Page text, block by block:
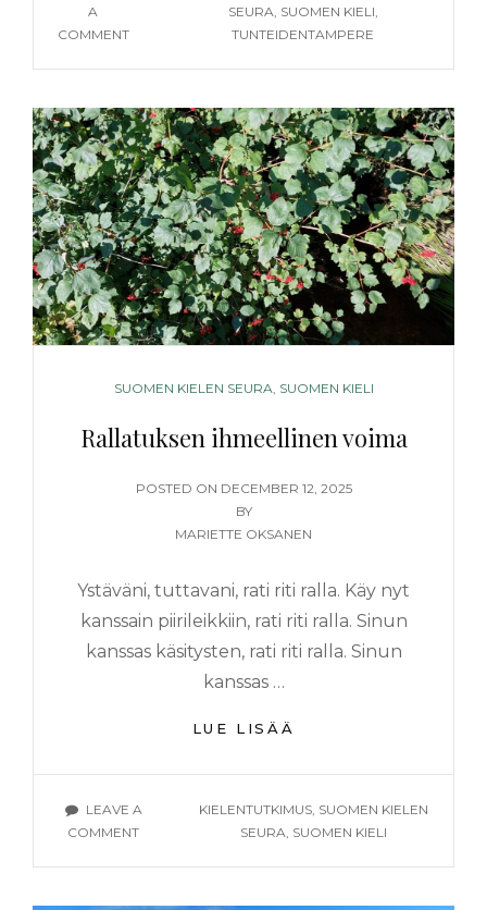
A
COMMENTON
SEURA, SUOMEN KIELI,
TUNTEIDENTAMPERE
CATEGORIES
SUOMEN KIELEN SEURA, SUOMEN KIELI
Rallatuksen ihmeellinen voima
POSTED ON POSTED
ON
DECEMBER 12, 2025
BY
MARIETTE OKSANEN
Ystäväni, tuttavani, rati riti ralla. Käy nyt
kanssain piirileikkiin, rati riti ralla. Sinun
kanssas käsitysten, rati riti ralla. Sinun
kanssas …
LUE LISÄÄ
VOIMA
LEAVE A
COMMENTON
TAGS
KIELENTUTKIMUS, SUOMEN KIELEN
SEURA, SUOMEN KIELI